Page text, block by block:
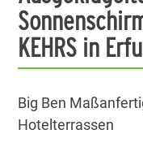
KEHRS in
Big Ben
Hotelterrassen